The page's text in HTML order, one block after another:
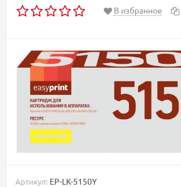
В избранное
Артикул: EP-LK-5150Y